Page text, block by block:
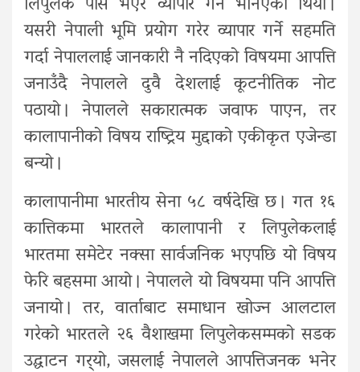
यसरी नेपाली भूमि प्रयोग गरेर व्यापार गर्ने सहमति
गर्दा नेपाललाई जानकारी नै नदिएको विषयमा आपत्ति
जनाउँदै नेपालले दुवै देशलाई कूटनीतिक नोट
पठायो । नेपालले सकारात्मक जवाफ पाएन, तर
कालापानीको विषय राष्ट्रिय मुद्दाको एकीकृत एजेन्डा
बन्यो ।
कालापानीमा भारतीय सेना ५८ वर्षदेखि छ । गत १६
कात्तिकमा भारतले कालापानी र लिपुलेकलाई
भारतमा समेटेर नक्सा सार्वजनिक भएपछि यो विषय
फेरि बहसमा आयो । नेपालले यो विषयमा पनि आपत्ति
जनायो । तर, वार्ताबाट समाधान खोज्न आलटाल
गरेको भारतले २६ वैशाखमा लिपुलेकसम्मको सडक
उद्घाटन गर्‍यो, जसलाई नेपालले आपत्तिजनक भनेर